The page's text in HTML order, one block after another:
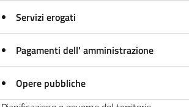
Servizi erogati
Pagamenti dell' amministrazione
Opere pubbliche